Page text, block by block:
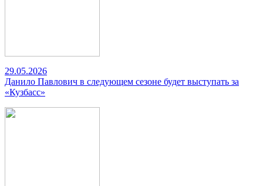
29.05.2026
Данило Павлович в следующем сезоне будет выступать за
«Кузбасс»